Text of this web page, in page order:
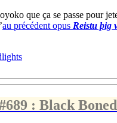
que ça se passe pour
au précédent opus Reistu þig
: Black